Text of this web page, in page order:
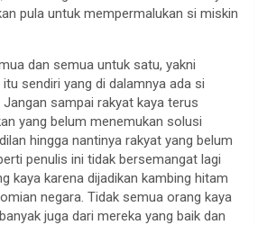
pula untuk mempermalukan si miskin
dan semua untuk satu, yakni
sendiri yang di dalamnya ada si
sampai rakyat kaya terus
yang belum menemukan solusi
hingga nantinya rakyat yang belum
penulis ini tidak bersemangat lagi
kaya karena dijadikan kambing hitam
negara. Tidak semua orang kaya
juga dari mereka yang baik dan